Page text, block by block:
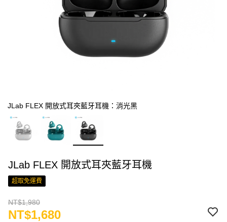
JLab FLEX 開放式耳夾藍牙耳機：消光黑
JLab FLEX 開放式耳夾藍牙耳機
超取免運費
NT$1,980
NT$1,680